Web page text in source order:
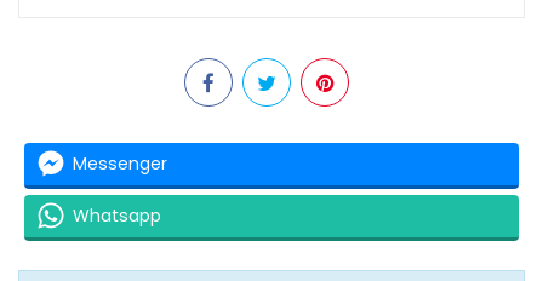
Messenger
Whatsapp